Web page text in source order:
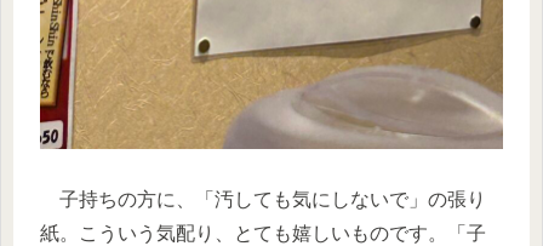
子持ちの方に、「汚しても気にしないで」の張り
紙。こういう気配り、とても嬉しいものです。「子